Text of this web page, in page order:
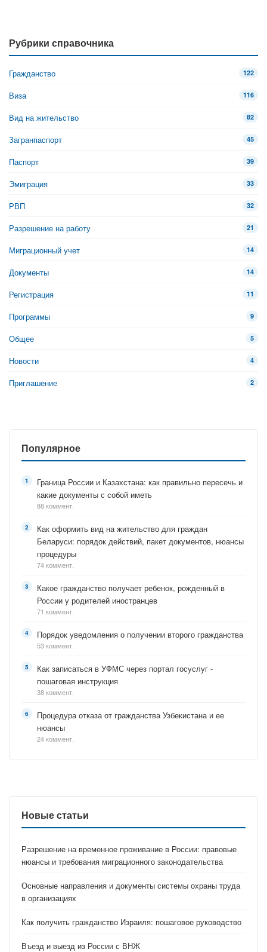
Рубрики справочника
Гражданство 122
Виза 116
Вид на жительство 82
Загранпаспорт 45
Паспорт 39
Эмиграция 33
РВП 32
Разрешение на работу 21
Миграционный учет 14
Документы 14
Регистрация 11
Программы 9
Общее 5
Новости 4
Приглашение 2
Популярное
Граница России и Казахстана: как правильно пересечь и
какие документы с собой иметь
88 коммент.
Как оформить вид на жительство для граждан
Беларуси: порядок действий, пакет документов, нюансы
процедуры
74 коммент.
Какое гражданство получает ребенок, рожденный в
России у родителей иностранцев
71 коммент.
Порядок уведомления о получении второго гражданства
53 коммент.
Как записаться в УФМС через портал госуслуг -
пошаговая инструкция
38 коммент.
Процедура отказа от гражданства Узбекистана и ее
нюансы
24 коммент.
Новые статьи
Разрешение на временное проживание в России: правовые
нюансы и требования миграционного законодательства
Основные направления и документы системы охраны труда
в организациях
Как получить гражданство Израиля: пошаговое руководство
Въезд и выезд из России с ВНЖ